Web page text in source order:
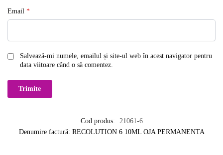
Email *
Salvează-mi numele, emailul și site-ul web în acest navigator pentru
data viitoare când o să comentez.
Cod produs:
21061-6
Denumire factură: RECOLUTION 6 10ML OJA PERMANENTA